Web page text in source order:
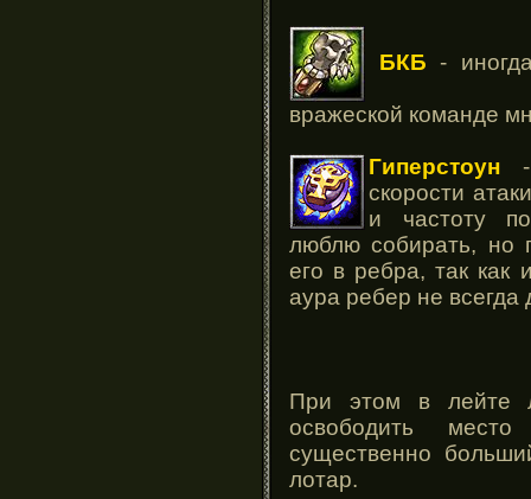
БКБ -
вражеской команде
Гиперстоун -
скорости
и частоту
люблю собирать, но
его в ребра, так как
аура ребер не всегда
При этом в лейте
освободить
существенно
лотар.